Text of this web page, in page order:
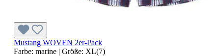
Mustang WOVEN 2er-Pack
Farbe: marine | Größe: XL(7)